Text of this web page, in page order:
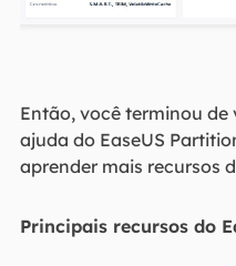
Então, você terminou
ajuda do EaseUS
aprender mais recursos
Principais recursos do